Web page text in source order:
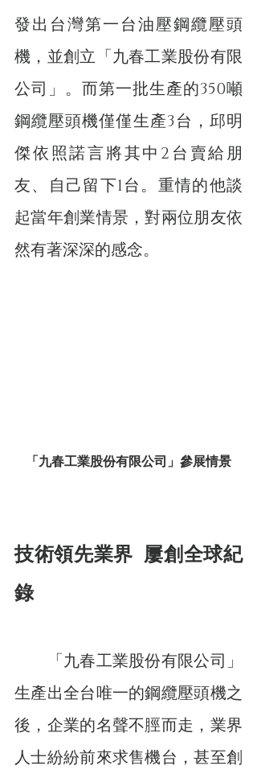
發出台灣第一台油壓鋼纜壓頭
機，並創立「九春工業股份有限
公司」。而第一批生產的350噸
鋼纜壓頭機僅僅生產3台，邱明
傑依照諾言將其中2台賣給朋
友、自己留下1台。重情的他談
起當年創業情景，對兩位朋友依
然有著深深的感念。
「九春工業股份有限公司」參展情景
技術領先業界  屢創全球紀
錄
「九春工業股份有限公司」
生產出全台唯一的鋼纜壓頭機之
後，企業的名聲不脛而走，業界
人士紛紛前來求售機台，甚至創